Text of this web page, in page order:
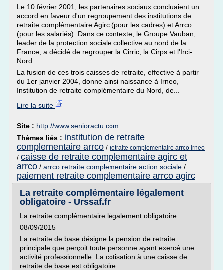
Le 10 février 2001, les partenaires sociaux concluaient un
accord en faveur d'un regroupement des institutions de
retraite complémentaire Agirc (pour les cadres) et Arrco
(pour les salariés). Dans ce contexte, le Groupe Vauban,
leader de la protection sociale collective au nord de la
France, a décidé de regrouper la Cirric, la Cirps et l'Irci-
Nord.
La fusion de ces trois caisses de retraite, effective à partir
du 1er janvier 2004, donne ainsi naissance à Irneo,
Institution de retraite complémentaire du Nord, de...
Lire la suite
Site : http://www.senioractu.com
Thèmes liés : institution de retraite
complementaire arrco / retraite complementaire arrco irneo
/ caisse de retraite complementaire agirc et
arrco / arrco retraite complementaire action sociale /
paiement retraite complementaire arrco agirc
La retraite complémentaire légalement
obligatoire - Urssaf.fr
La retraite complémentaire légalement obligatoire
08/09/2015
La retraite de base désigne la pension de retraite
principale que perçoit toute personne ayant exercé une
activité professionnelle. La cotisation à une caisse de
retraite de base est obligatoire.